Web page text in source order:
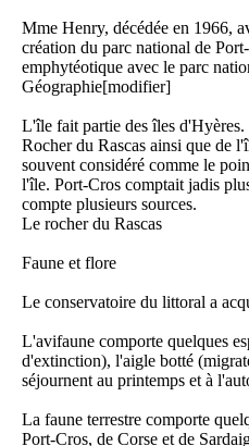
Mme Henry, décédée en 1966,
création du parc national de
emphytéotique avec le parc
Géographie[modifier]
L'île fait partie des îles
Rocher du Rascas ainsi que de
souvent considéré comme le
l'île. Port-Cros comptait jadis
compte plusieurs sources.
Le rocher du Rascas
Faune et flore
Le conservatoire du littoral a
L'avifaune comporte quelques
d'extinction), l'aigle botté
séjournent au printemps et à
La faune terrestre comporte
Port-Cros, de Corse et de